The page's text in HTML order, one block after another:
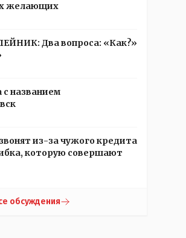
желающих
Два вопроса: «Как?»
с названием
из-за чужого кредита
которую совершают
обсуждения